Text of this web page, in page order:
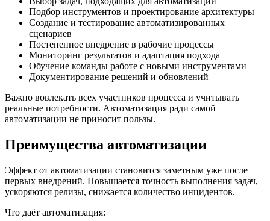
Подбор инструментов и проектирование архитектуры
Создание и тестирование автоматизированных
сценариев
Постепенное внедрение в рабочие процессы
Мониторинг результатов и адаптация подхода
Обучение команды работе с новыми инструментами
Документирование решений и обновлений
Важно вовлекать всех участников процесса и учитывать
реальные потребности. Автоматизация ради самой
автоматизации не приносит пользы.
Преимущества автоматизации
Эффект от автоматизации становится заметным уже после
первых внедрений. Повышается точность выполнения задач,
ускоряются релизы, снижается количество инцидентов.
Что даёт автоматизация: